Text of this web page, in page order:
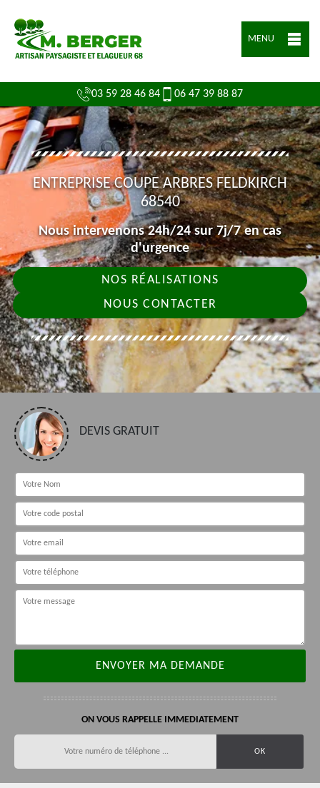
MENU
03 59 28 46 84 06 47 39 88 87
ENTREPRISE COUPE ARBRES FELDKIRCH
68540
Nous intervenons 24h/24 sur 7j/7 en cas
d'urgence
NOS RÉALISATIONS
NOUS CONTACTER
DEVIS GRATUIT
ON VOUS RAPPELLE IMMEDIATEMENT